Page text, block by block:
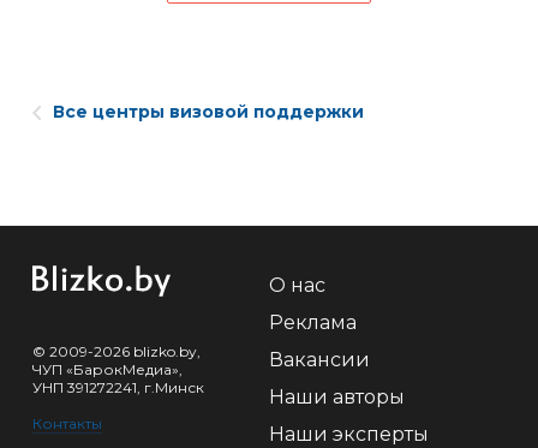
Все центры визовой поддержки
© 2009-2026 blizko.by,
ЧУП «БарокМедиа»,
УНП 391272241, г.Минск
Контакты
О нас
Реклама
Вакансии
Наши авторы
Наши эксперты